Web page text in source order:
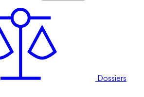
Dossiers